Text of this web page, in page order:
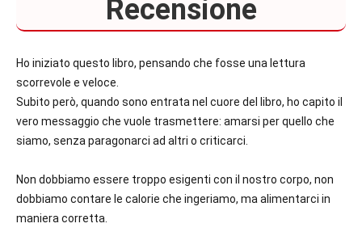
Recensione
Ho iniziato questo libro, pensando che fosse una lettura
scorrevole e veloce.
Subito però, quando sono entrata nel cuore del libro, ho capito il
vero messaggio che vuole trasmettere: amarsi per quello che
siamo, senza paragonarci ad altri o criticarci.
Non dobbiamo essere troppo esigenti con il nostro corpo, non
dobbiamo contare le calorie che ingeriamo, ma alimentarci in
maniera corretta.